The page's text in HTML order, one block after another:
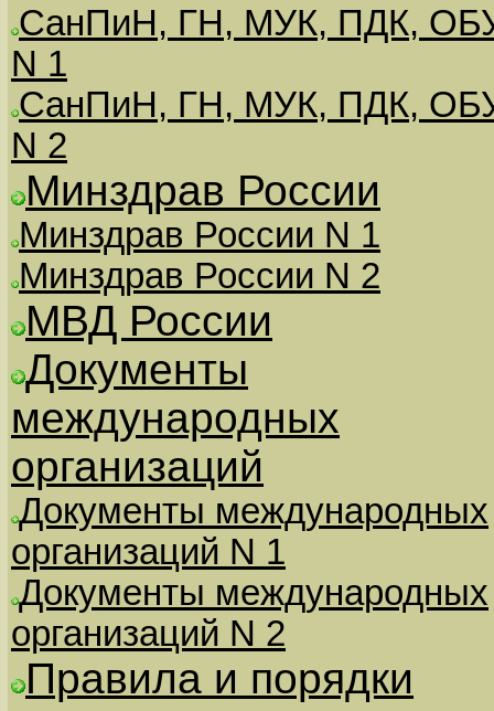
СанПиН, ГН, МУК, ПДК,
N 1
СанПиН, ГН, МУК, ПДК,
N 2
Минздрав России
Минздрав России N 1
Минздрав России N 2
МВД России
Документы
международных
организаций
Документы международных
организаций N 1
Документы международных
организаций N 2
Правила и порядки